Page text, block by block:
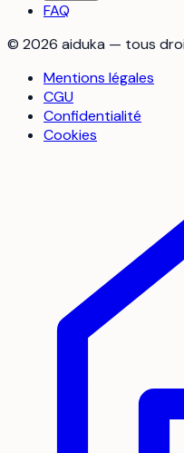
FAQ
© 2026 aiduka — tous
Mentions légales
CGU
Confidentialité
Cookies